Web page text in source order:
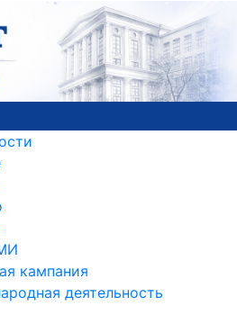
кампания
деятельность